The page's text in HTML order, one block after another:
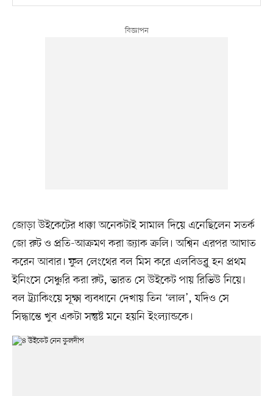
জোড়া উইকেটের ধাক্কা অনেকটাই সামাল দিয়ে এনেছিলেন সতর্ক
জো রুট ও প্রতি-আক্রমণ করা জ্যাক ক্রলি। অশ্বিন এরপর আঘাত
করেন আবার। ফুল লেংথের বল মিস করে এলবিডব্লু হন প্রথম
ইনিংসে সেঞ্চুরি করা রুট, ভারত সে উইকেট পায় রিভিউ নিয়ে।
বল ট্র্যাকিংয়ে সূক্ষ্ম ব্যবধানে দেখায় তিন ‘লাল’, যদিও সে
সিদ্ধান্তে খুব একটা সন্তুষ্ট মনে হয়নি ইংল্যান্ডকে।